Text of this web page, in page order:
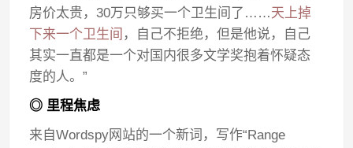
房价太贵，30万只够买一个卫生间了……天上掉
下来一个卫生间 ，自己不拒绝，但是他说，自己
其实一直都是一个对国内很多文学奖抱着怀疑态
度的人。”
◎ 里程焦虑
来自Wordspy网站的一个新词，写作“Range